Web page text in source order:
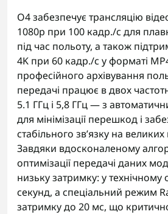
O4 забезпечує трансляцію
1080p при 100 кадр./с для
під час польоту, а також
4K при 60 кадр./с у форматі
професійного архівування
передачі працює в двох
5.1 ГГц і 5,8 ГГц — з
для мінімізації перешкод і
стабільного зв’язку на великих
Завдяки вдосконаленому
оптимізації передачі даних
низьку затримку: у технічному
секунд, а спеціальний режим
затримку до 20 мс, що